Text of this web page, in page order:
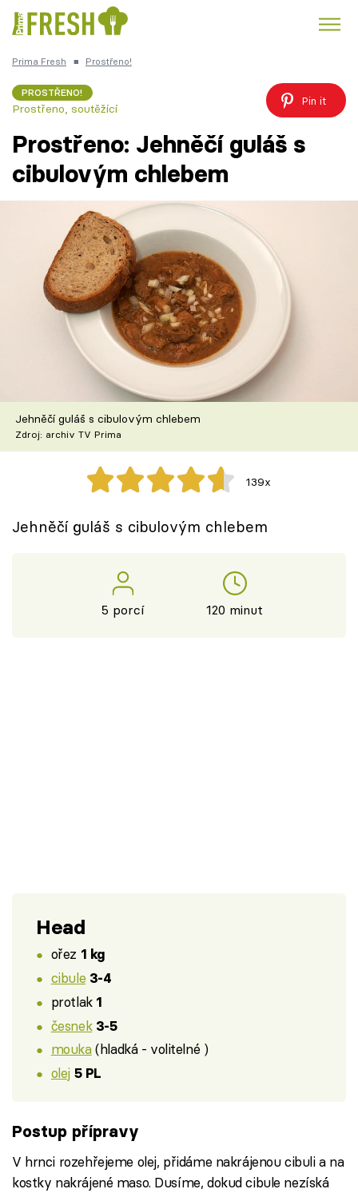
Česká kuchyně
Témata
Recepty
Články
TV Program
Škola vaření
Recepty z TV
Speciál: Cuketa
Těhotnej kuchař
Sledujte prima+
Prima Fresh ■ Prostřeno!
PROSTŘENO!
Prostřeno, soutěžící
Pin it
Prostřeno: Jehněčí guláš s
cibulovým chlebem
Jehněčí guláš s cibulovým chlebem
Zdroj: archiv TV Prima
139x
Jehněčí guláš s cibulovým chlebem
5 porcí 120 minut
Head
ořez 1 kg
cibule 3-4
protlak 1
česnek 3-5
mouka(hladká - volitelné )
olej 5 PL
Postup přípravy
V hrnci rozehřejeme olej, přidáme nakrájenou cibuli a na
kostky nakrájené maso. Dusíme, dokud cibule nezíská